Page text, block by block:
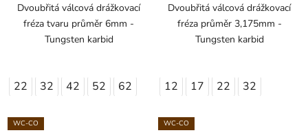
Dvoubřitá válcová drážkovací
fréza tvaru průměr 6mm -
Tungsten karbid
22 32 42 52 62
Dvoubřitá válcová drážkovací
fréza průměr 3,175mm -
Tungsten karbid
12 17 22 32
WC-CO WC-CO